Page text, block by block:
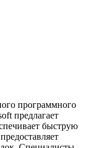
программного
предлагает
быструю